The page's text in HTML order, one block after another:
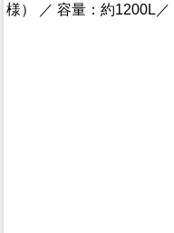
様） ／ 容量：約1200L